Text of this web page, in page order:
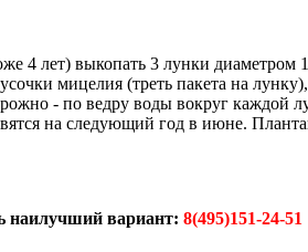
4 лет) выкопать 3 лунки
мицелия (треть пакета на
- по ведру воды вокруг каждой
на следующий год в июне.
наилучший вариант: 8(495)151-24-51